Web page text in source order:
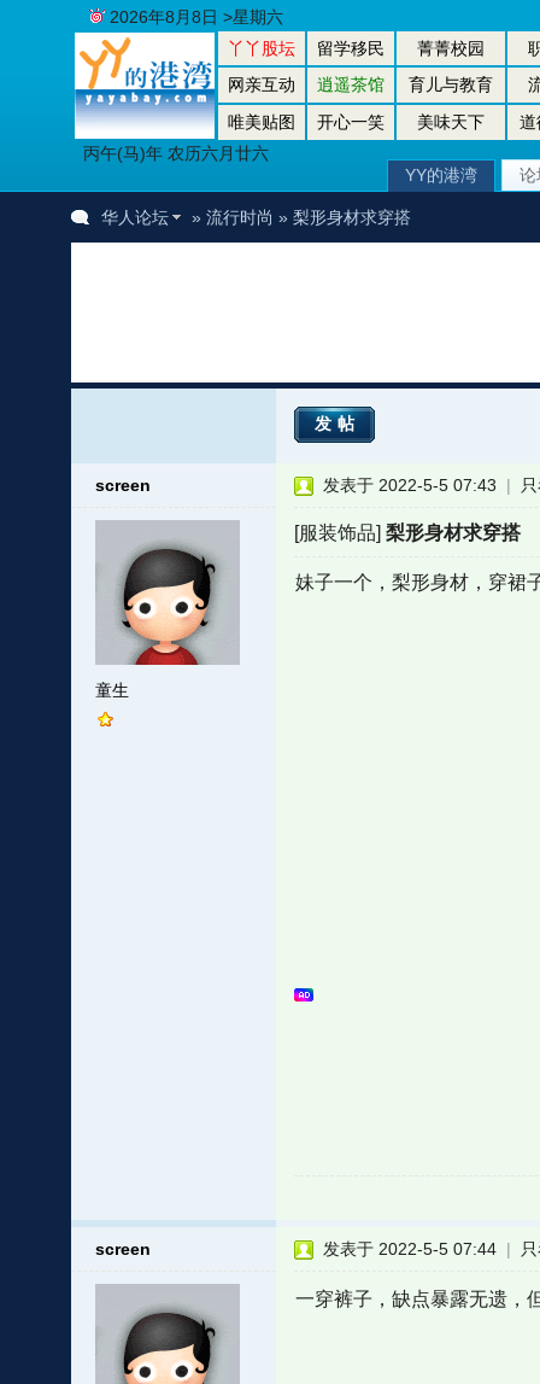
丫丫股坛 留学移民 菁菁校园
网亲互动
逍遥茶馆 育儿与教育
唯美贴图
开心一笑 美味天下
道
丙午(马)年 农历六月廿六
2026年8月8日 >星期六
YY的港湾 论
华人论坛 » 流行时尚 » 梨形身材求穿搭
发帖
screen
童生
发表于 2022-5-5 07:43 |
[服装饰品]梨形身材求穿搭
妹子一个，梨形身材，穿裙
screen 发表于 2022-5-5 07:44 |
一穿裤子，缺点暴露无遗，